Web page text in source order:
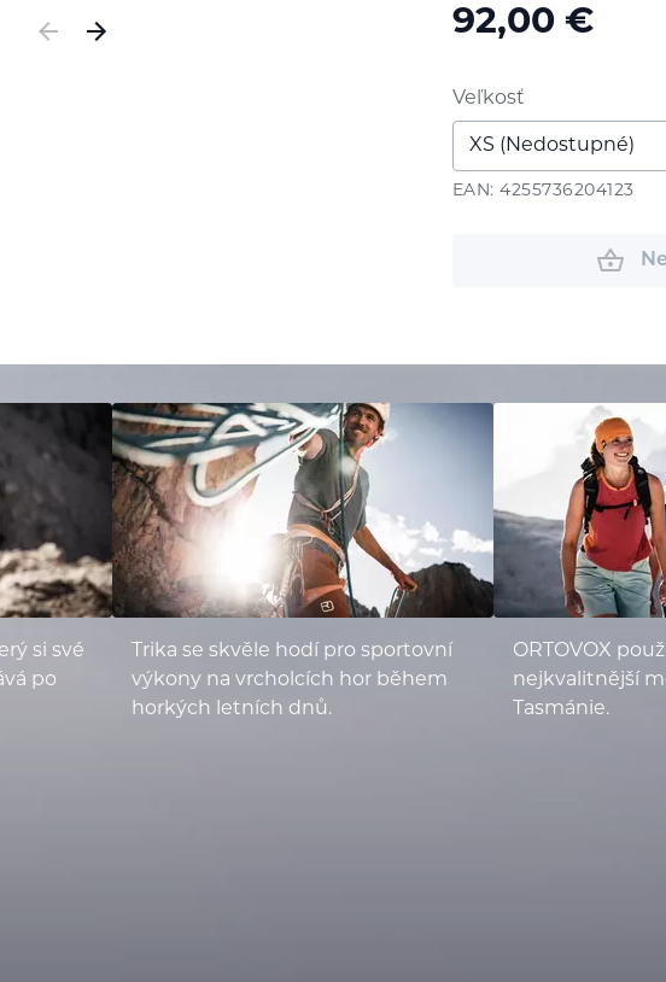
Previous 92,00 €
Veľkosť
EAN: 4255736204123
si své
po
Trika se skvěle hodí pro sportovní
výkony na vrcholcích hor během
horkých letních dnů.
ORTOVOX
nejkvalitnější
Tasmánie.